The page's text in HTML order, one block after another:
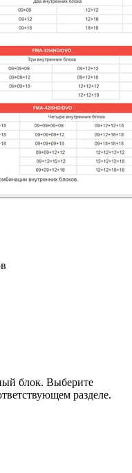
блок. Выберите
разделе.